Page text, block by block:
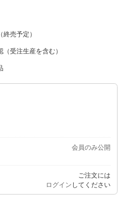
終売予定）
（受注生産を含む）
会員のみ公開
ご注文には
ログイン してください